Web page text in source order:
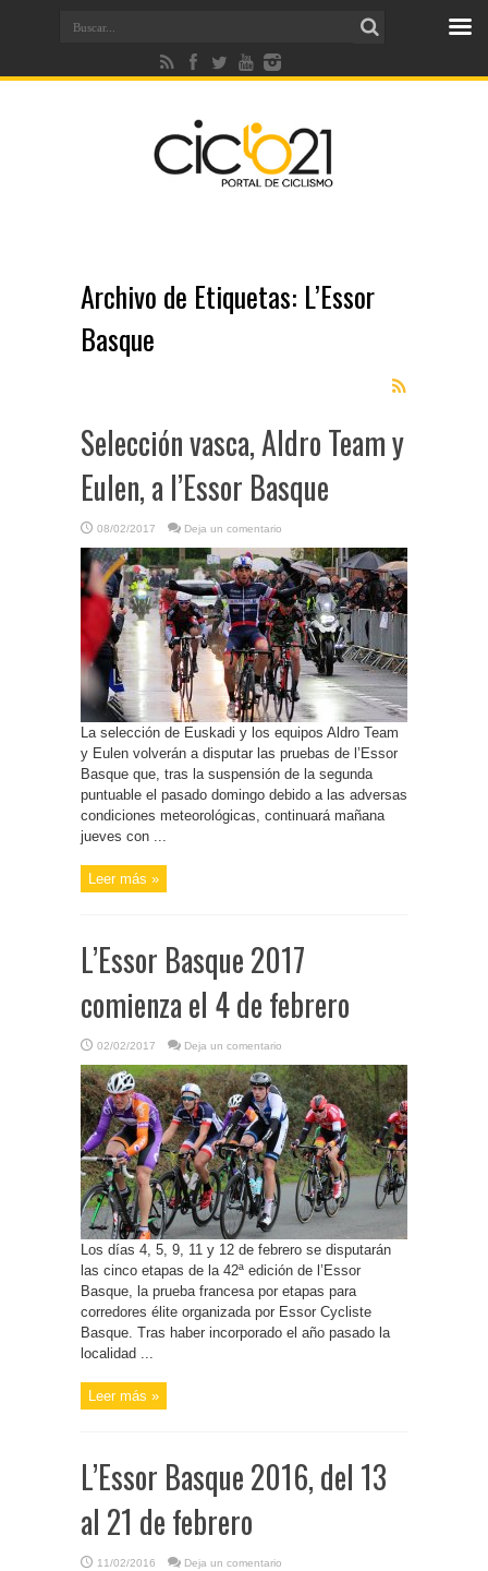
Archivo de Etiquetas: L’Essor
Basque
Selección vasca, Aldro Team y
Eulen, a l’Essor Basque
08/02/2017 Deja un comentario
La selección de Euskadi y los equipos Aldro Team
y Eulen volverán a disputar las pruebas de l’Essor
Basque que, tras la suspensión de la segunda
puntuable el pasado domingo debido a las adversas
condiciones meteorológicas, continuará mañana
jueves con ...
Leer más »
L’Essor Basque 2017
comienza el 4 de febrero
02/02/2017 Deja un comentario
Los días 4, 5, 9, 11 y 12 de febrero se disputarán
las cinco etapas de la 42ª edición de l’Essor
Basque, la prueba francesa por etapas para
corredores élite organizada por Essor Cycliste
Basque. Tras haber incorporado el año pasado la
localidad ...
Leer más »
L’Essor Basque 2016, del 13
al 21 de febrero
11/02/2016 Deja un comentario